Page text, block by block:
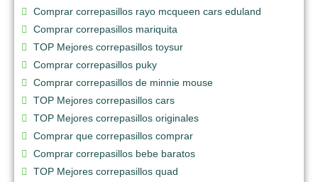
Comprar correpasillos rayo mcqueen cars eduland
Comprar correpasillos mariquita
TOP Mejores correpasillos toysur
Comprar correpasillos puky
Comprar correpasillos de minnie mouse
TOP Mejores correpasillos cars
TOP Mejores correpasillos originales
Comprar que correpasillos comprar
Comprar correpasillos bebe baratos
TOP Mejores correpasillos quad